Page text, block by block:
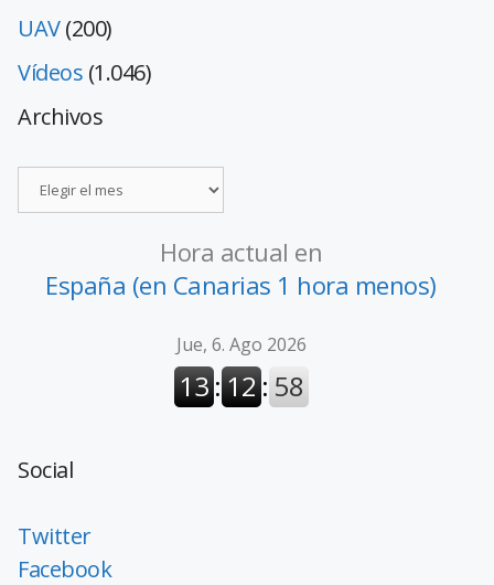
UAV(200)
Vídeos (1.046)
Archivos
Hora actual en
España (en Canarias 1 hora menos)
Social
Twitter
Facebook